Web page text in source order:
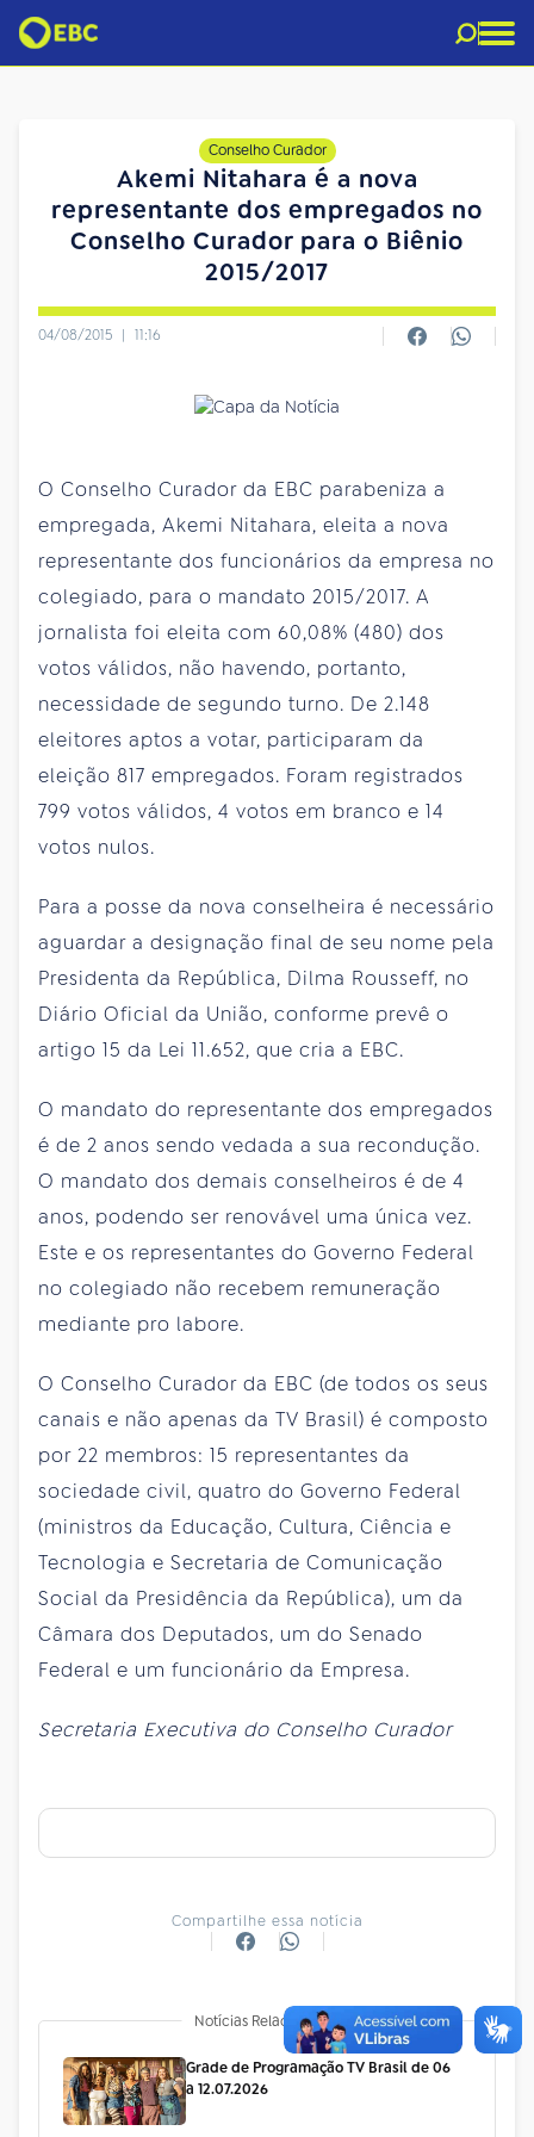
Conselho Curador
Akemi Nitahara é a nova
representante dos empregados no
Conselho Curador para o Biênio
2015/2017
04/08/2015 | 11:16
O Conselho Curador da EBC parabeniza a
empregada, Akemi Nitahara, eleita a nova
representante dos funcionários da empresa no
colegiado, para o mandato 2015/2017. A
jornalista foi eleita com 60,08% (480) dos
votos válidos, não havendo, portanto,
necessidade de segundo turno. De 2.148
eleitores aptos a votar, participaram da
eleição 817 empregados. Foram registrados
799 votos válidos, 4 votos em branco e 14
votos nulos.
Para a posse da nova conselheira é necessário
aguardar a designação final de seu nome pela
Presidenta da República, Dilma Rousseff, no
Diário Oficial da União, conforme prevê o
artigo 15 da Lei 11.652, que cria a EBC.
O mandato do representante dos empregados
é de 2 anos sendo vedada a sua recondução.
O mandato dos demais conselheiros é de 4
anos, podendo ser renovável uma única vez.
Este e os representantes do Governo Federal
no colegiado não recebem remuneração
mediante pro labore.
O Conselho Curador da EBC (de todos os seus
canais e não apenas da TV Brasil) é composto
por 22 membros: 15 representantes da
sociedade civil, quatro do Governo Federal
(ministros da Educação, Cultura, Ciência e
Tecnologia e Secretaria de Comunicação
Social da Presidência da República), um da
Câmara dos Deputados, um do Senado
Federal e um funcionário da Empresa.
Secretaria Executiva do Conselho Curador
Compartilhe essa notícia
Notícias Relacionadas
Grade de Programação TV Brasil de 06
a 12.07.2026